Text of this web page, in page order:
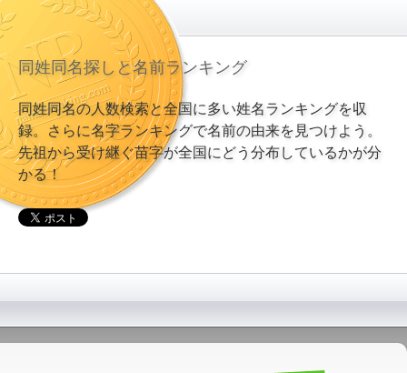
同姓同名探しと名前ランキング
同姓同名の人数検索と全国に多い姓名ランキングを収
録。さらに名字ランキングで名前の由来を見つけよう。
先祖から受け継ぐ苗字が全国にどう分布しているかが分
かる！